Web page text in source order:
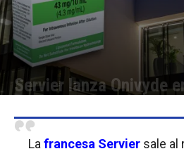
Servier lanza Onivyde
La francesa Servier sale al